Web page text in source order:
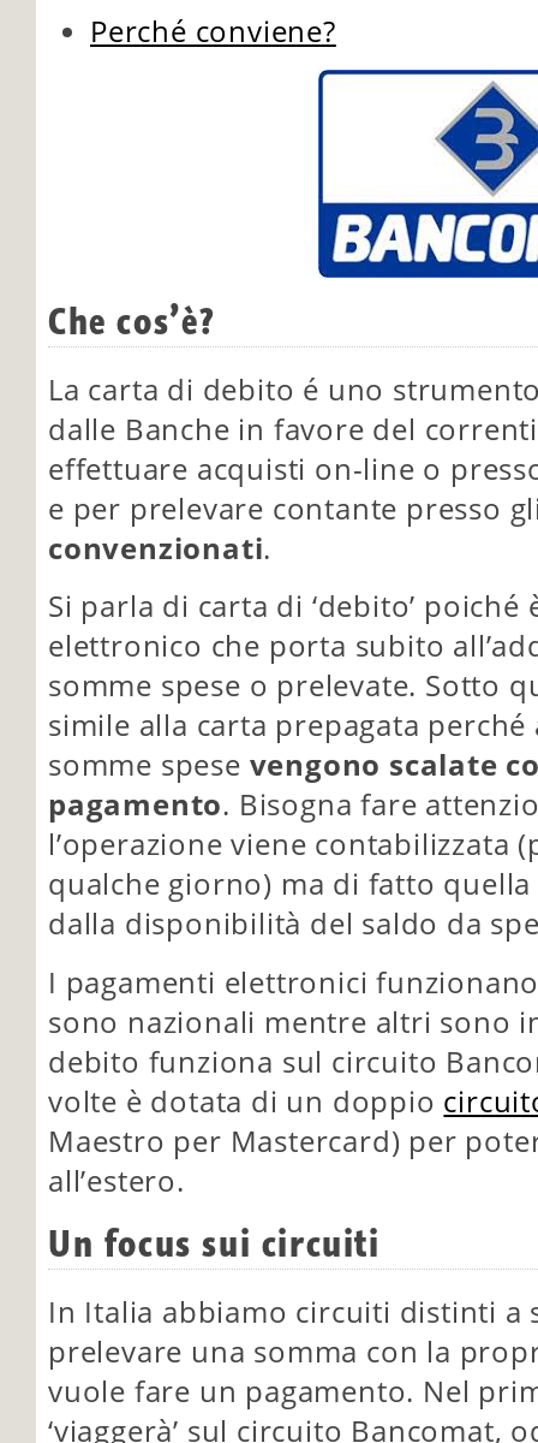
Perché conviene?
Che cos’è?
La carta di debito é uno
dalle Banche in favore del
effettuare acquisti on-line o
e per prelevare contante presso
convenzionati.
Si parla di carta di ‘debito’
elettronico che porta subito
somme spese o prelevate. Sotto
simile alla carta prepagata
somme spese vengono scalate
pagamento. Bisogna fare
l’operazione viene contabilizzata
qualche giorno) ma di fatto
dalla disponibilità del saldo da
I pagamenti elettronici
sono nazionali mentre altri sono
debito funziona sul circuito
volte è dotata di un doppio
Maestro per Mastercard) per
all’estero.
Un focus sui circuiti
In Italia abbiamo circuiti distinti a
prelevare una somma con la
vuole fare un pagamento. Nel
‘viaggerà’ sul circuito Bancomat,